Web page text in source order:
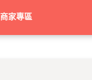
商家專區